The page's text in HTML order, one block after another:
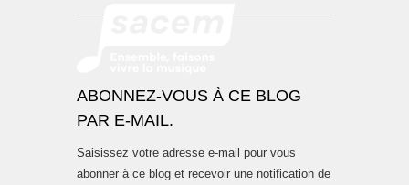
ABONNEZ-VOUS À CE BLOG
PAR E-MAIL.
Saisissez votre adresse e-mail pour vous
abonner à ce blog et recevoir une notification de